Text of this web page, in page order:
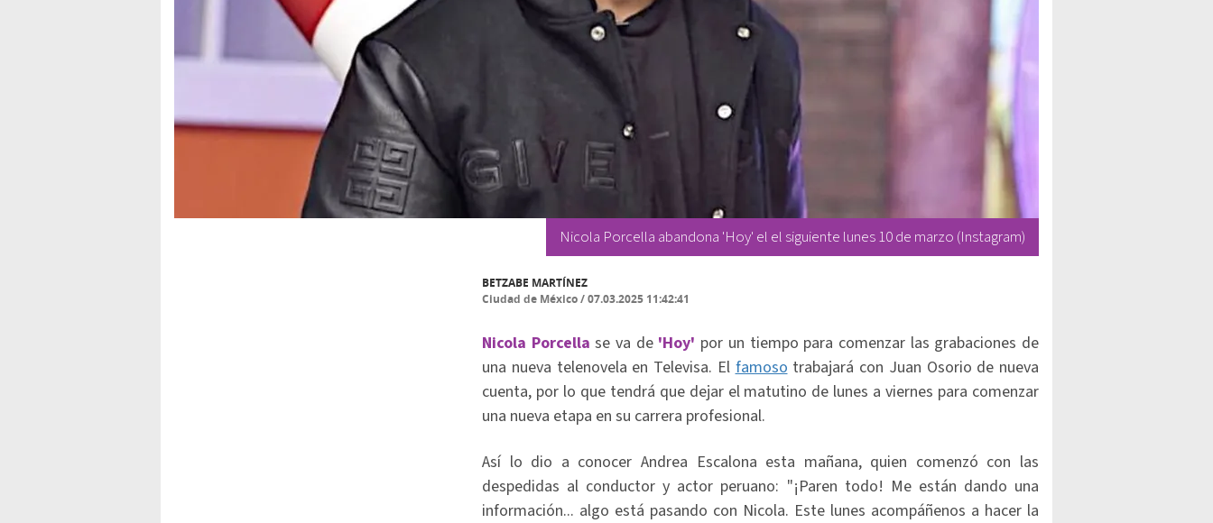
Nicola Porcella abandona 'Hoy' el el siguiente lunes 10 de marzo (Instagram)
BETZABE MARTÍNEZ
Ciudad de México/07.03.2025 11:42:41
Nicola Porcella se va de 'Hoy' por un tiempo para comenzar las grabaciones de
una nueva telenovela en Televisa. Elfamosotrabajará con Juan Osorio de nueva
cuenta, por lo que tendrá que dejar el matutino de lunes a viernes para comenzar
una nueva etapa en su carrera profesional.
Así lo dio a conocer Andrea Escalona esta mañana, quien comenzó con las
despedidas al conductor y actor peruano: "¡Paren todo! Me están dando una
información... algo está pasando con Nicola. Este lunes acompáñenos a hacer la